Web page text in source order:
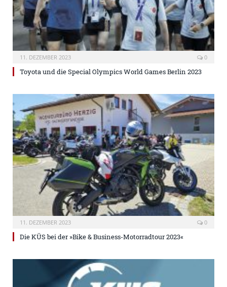
11. DEZEMBER 2023 0
Toyota und die Special Olympics World Games Berlin 2023
11. DEZEMBER 2023 0
Die KÜS bei der »Bike & Business-Motorradtour 2023«